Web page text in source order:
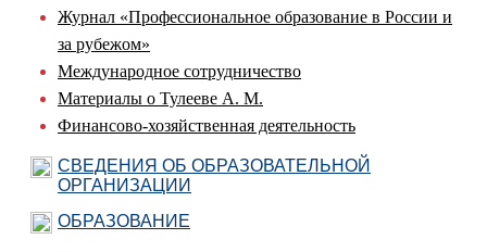
Журнал «Профессиональное образование в России и
за рубежом»
Международное сотрудничество
Материалы о Тулееве А. М.
Финансово-хозяйственная деятельность
СВЕДЕНИЯ ОБ ОБРАЗОВАТЕЛЬНОЙ
ОРГАНИЗАЦИИ
ОБРАЗОВАНИЕ